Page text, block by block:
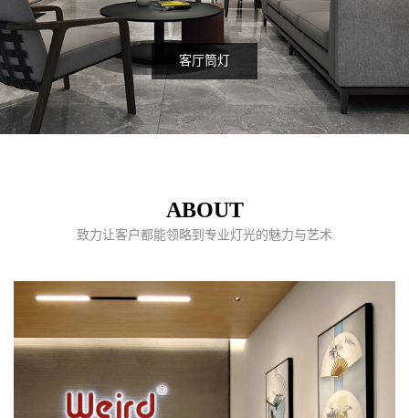
客厅筒灯
ABOUT
致力让客户都能领略到专业灯光的魅力与艺术